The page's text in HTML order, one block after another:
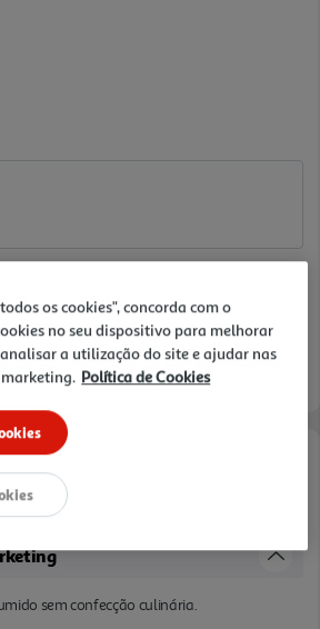
sem confecção culinária.
os cookies", concorda com o
no seu dispositivo para melhorar
a utilização do site e ajudar nas
Política de Cookies